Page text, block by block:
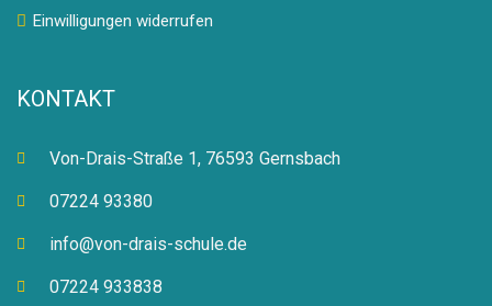
Einwilligungen widerrufen
KONTAKT
Von-Drais-Straße 1, 76593 Gernsbach
07224 93380
info@von-drais-schule.de
07224 933838